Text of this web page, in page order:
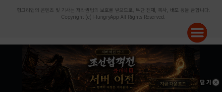
헝그리앱의 콘텐츠 및 기사는 저작권법의 보호를 받으므로, 무단 전재, 복사, 배포 등을 금합니다.
Copyright (c) HungryApp All Rights Reserved.